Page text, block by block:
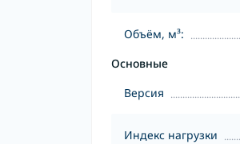
Объём, м³:
Основные
Версия
Индекс нагрузки